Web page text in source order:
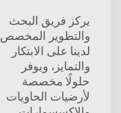
يركز فريق البحث
والتطوير المخصص
لدينا على الابتكار
والتمايز، ويوفر
حلولًا مخصصة
لأرضيات الحاويات